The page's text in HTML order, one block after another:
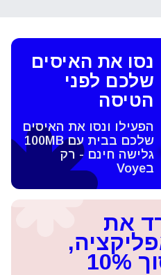
נסו את האיסים
שלכם לפני
הטיסה
הפעילו ונסו את האיסים
שלכם בבית עם 100MB
גלישה חינם - רק
בVoye
את